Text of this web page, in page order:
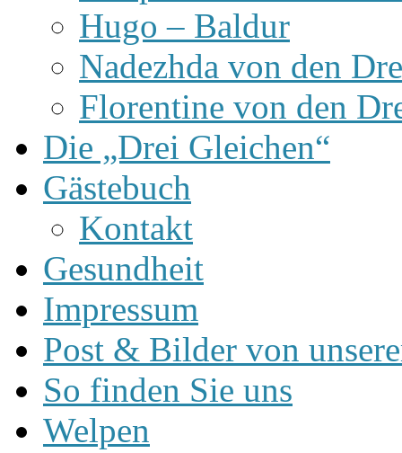
Hugo – Baldur
Nadezhda von den
Florentine von den
Die „Drei Gleichen“
Gästebuch
Kontakt
Gesundheit
Impressum
Post & Bilder von
So finden Sie uns
Welpen